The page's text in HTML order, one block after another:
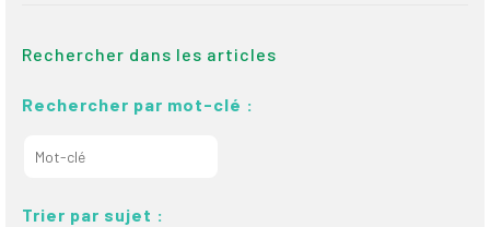
Rechercher dans les articles
Rechercher par mot-clé :
Trier par sujet :